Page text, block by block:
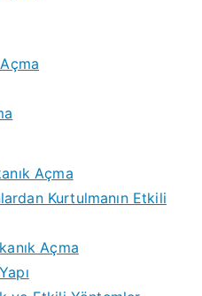
Açma
Kurtulmanın Etkili
Açma